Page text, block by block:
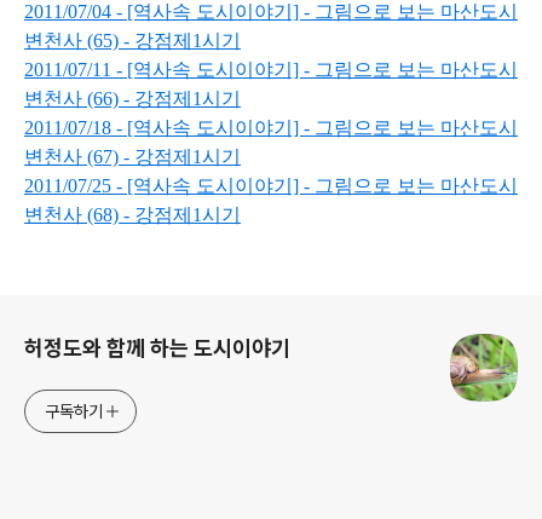
2011/07/04 - [역사속 도시이야기] - 그림으로 보는 마산도시
변천사 (65) - 강점제1시기
2011/07/11 - [역사속 도시이야기] - 그림으로 보는 마산도시
변천사 (66) - 강점제1시기
2011/07/18 - [역사속 도시이야기] - 그림으로 보는 마산도시
변천사 (67) - 강점제1시기
2011/07/25 - [역사속 도시이야기] - 그림으로 보는 마산도시
변천사 (68) - 강점제1시기
허정도와 함께 하는 도시이야기
구독하기